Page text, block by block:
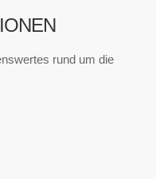
rund um die